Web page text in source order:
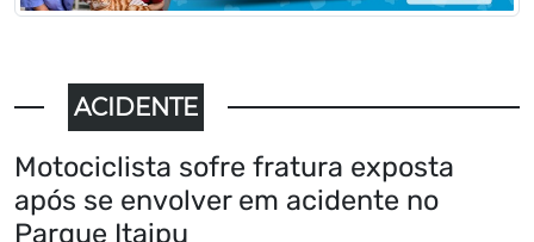
ACIDENTE
Motociclista sofre fratura exposta
após se envolver em acidente no
Parque Itaipu